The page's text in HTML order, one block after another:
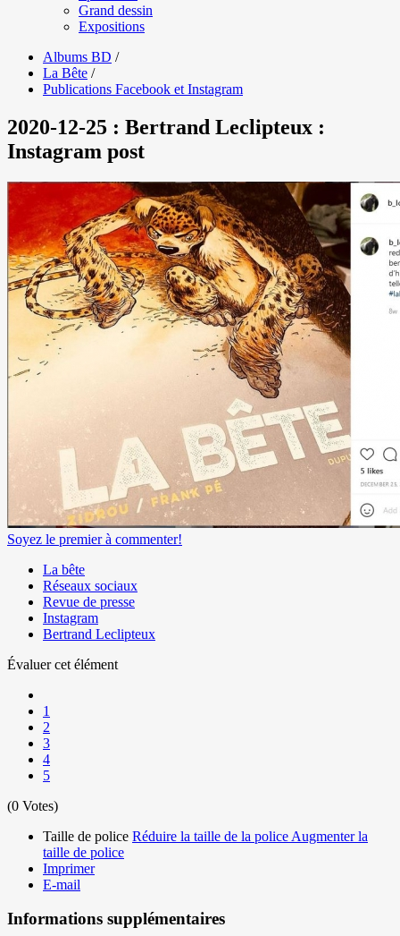
Grand dessin
Expositions
Albums BD /
La Bête /
Publications Facebook et Instagram
2020-12-25 : Bertrand Leclipteux :
Instagram post
Soyez le premier à commenter!
La bête
Réseaux sociaux
Revue de presse
Instagram
Bertrand Leclipteux
Évaluer cet élément
1
2
3
4
5
(0 Votes)
Taille de police Réduire la taille de la police Augmenter la
taille de police
Imprimer
E-mail
Informations supplémentaires